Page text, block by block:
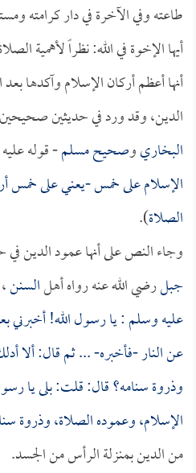
طاعته وفي الآخرة في دار كرامته
أيها الإخوة في الله: نظراً لأهمية
أنها أعظم أركان الإسلام وآكدها
الدين، وقد ورد في حديثين
البخاريوصحيح مسلم- قوله
الإسلام على خمس -يعني على خمس
الصلاة).
وجاء النص على أنها عمود
جبلرضي الله عنه رواه أهلالسنن
عليه وسلم : يا رسول الله! أخبرني
عن النار -فأخبره- ... ثم قال: ألا
وذروة سنامه؟ قال: قلت: بلى يا
الإسلام، وعموده الصلاة، وذروة
من الدين بمنزلة الرأس من الجسد.